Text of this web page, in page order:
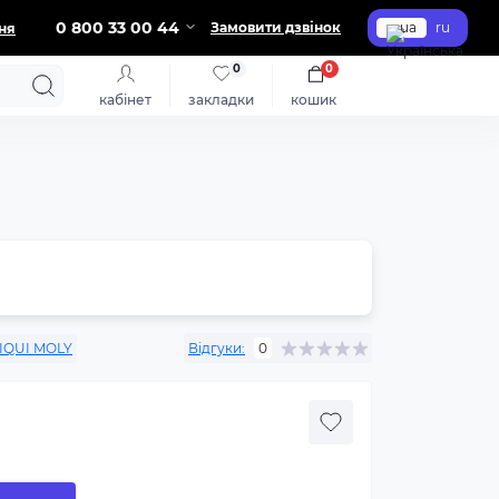
0 800 33 00 44 Замовити дзвінок ua ru
кабінет закладки
0
кошик
0
MOLY Відгуки: 0